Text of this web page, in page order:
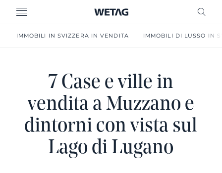
MENU
IMMOBILI IN SVIZZERA IN VENDITA IMMOBILI DI LUSSO IN
7 Case e ville in
vendita a Muzzano e
dintorni con vista sul
Lago di Lugano